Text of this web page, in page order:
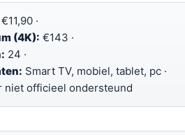
€11,90 ·
(4K): €143 ·
24 ·
Smart TV, mobiel, tablet, pc ·
niet officieel ondersteund